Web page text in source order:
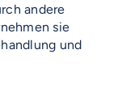
andere
sie
und